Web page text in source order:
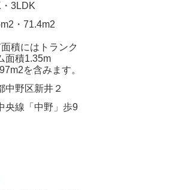
3LDK
2 ・71.4m2
積にはトランク
面積1.35m
2を含みます。
中野区新井２
央線「中野」歩9